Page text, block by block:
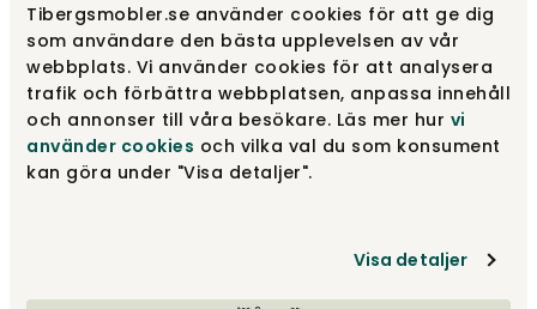
Tibergsmobler.se använder cookies för att ge dig
som användare den bästa upplevelsen av vår
webbplats. Vi använder cookies för att analysera
trafik och förbättra webbplatsen, anpassa innehåll
och annonser till våra besökare. Läs mer hur vi
använder cookies och vilka val du som konsument
kan göra under "Visa detaljer".
Visa detaljer
Falsterbo Lænestol
Bröderna Anderssons
Fra14 435 kr
Carmen Lænestol med
Drejefunktion
Furninova